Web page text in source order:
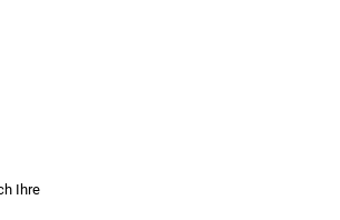
Ihre